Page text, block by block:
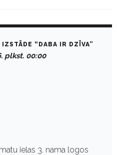
“DABA IR DZĪVA”
plkst. 00:00
ielas 3. nama logos